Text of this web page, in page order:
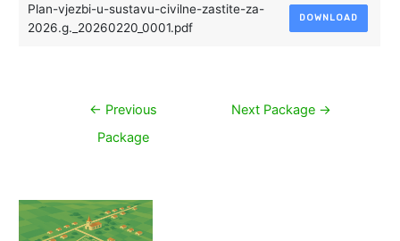
Plan-vjezbi-u-sustavu-civilne-zastite-za-
2026.g._20260220_0001.pdf
DOWNLOAD
Navigacija
← Previous
Package
Next Package →